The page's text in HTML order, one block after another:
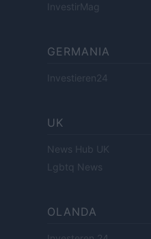
InvestirMag
GERMANIA
Investieren24
UK
News Hub UK
Lgbtq News
OLANDA